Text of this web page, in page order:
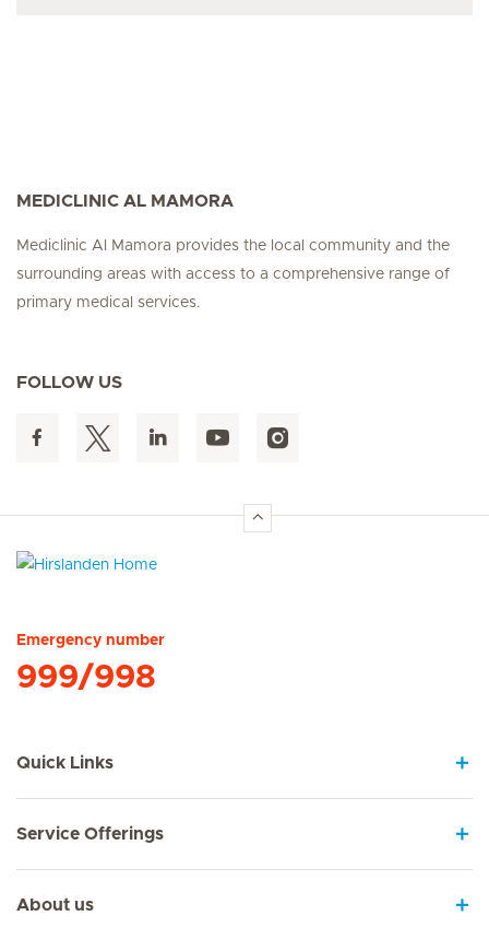
MEDICLINIC AL MAMORA
Mediclinic Al Mamora provides the local community and the
surrounding areas with access to a comprehensive range of
primary medical services.
FOLLOW US
Emergency number
999/998
Quick Links
Service Offerings
About us